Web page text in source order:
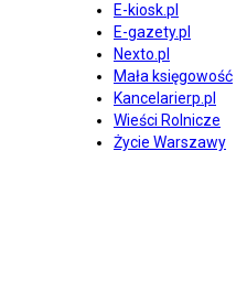
E-kiosk.pl
E-gazety.pl
Nexto.pl
Mała księgowość
Kancelarierp.pl
Wieści Rolnicze
Życie Warszawy